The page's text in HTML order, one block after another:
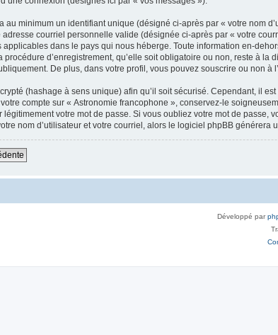
au minimum un identifiant unique (désigné ci-après par « votre nom
adresse courriel personnelle valide (désignée ci-après par « votre
dans le pays qui nous héberge. Toute information en-
procédure d’enregistrement, qu’elle soit obligatoire ou non, reste à
De plus, dans votre profil, vous pouvez souscrire ou non à
(hashage à sens unique) afin qu’il soit sécurisé. Cependant, il
compte sur « Astronomie francophone », conservez-le
légitimement votre mot de passe. Si vous oubliez votre mot de
nom d’utilisateur et votre courriel, alors le logiciel phpBB générera
Développé par